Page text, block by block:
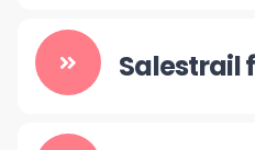
Salestrail